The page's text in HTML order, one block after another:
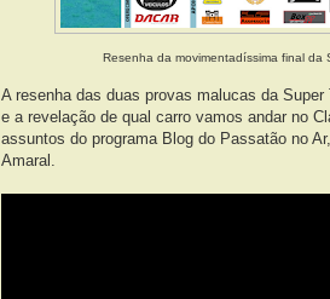
Resenha da movimentadíssima final da
A resenha das duas provas malucas da
e a revelação de qual carro vamos andar no
assuntos do programa Blog do Passatão no
Amaral.